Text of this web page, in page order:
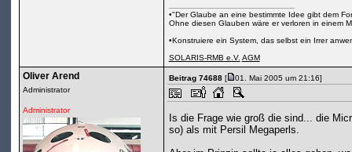
•"Der Glaube an eine bestimmte Idee gibt dem
Ohne diesen Glauben wäre er verloren in einem
•Konstruiere ein System, das selbst ein Irrer
SOLARIS-RMB e.V. AGM
Oliver Arend
Administrator
Administrator
Beitrag 74688[ 01. Mai 2005 um 21:16]
Is die Frage wie groß die sind... die
so) als mit Persil Megaperls.